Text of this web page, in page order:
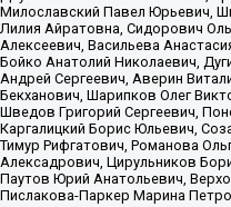
Милославский Павел Юрьевич,
Лилия Айратовна, Сидорович
Алексеевич, Васильева
Бойко Анатолий Николаевич,
Андрей Сергеевич, Аверин
Бекханович, Шарипков Олег
Шведов Григорий Сергеевич,
Каргалицкий Борис Юльевич,
Тимур Рифгатович, Романова
Алексадрович, Цирульников
Паутов Юрий Анатольевич,
Пислакова-Паркер Марина